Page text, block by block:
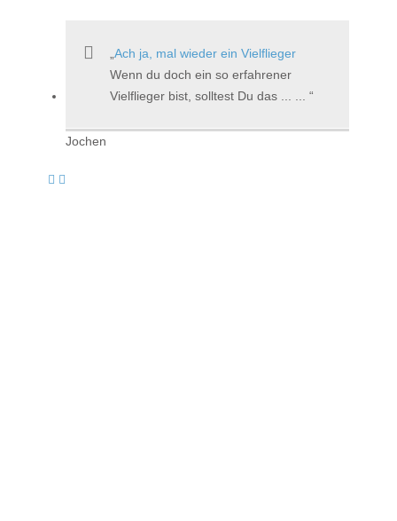
Ach ja, mal wieder ein Vielflieger
Wenn du doch ein so erfahrener
Vielflieger bist, solltest Du das ... ...
Jochen